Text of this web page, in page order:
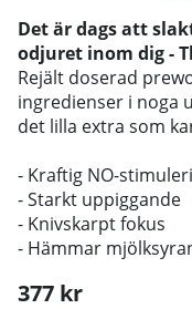
Det är dags att
odjuret inom dig -
Rejält doserad
ingredienser i noga
det lilla extra som
- Kraftig NO-
- Starkt uppiggande
- Knivskarpt fokus
- Hämmar
377 kr